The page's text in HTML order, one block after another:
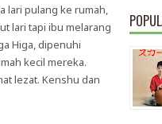
lari pulang ke rumah,
lari tapi ibu melarang
Higa, dipenuhi
kecil mereka.
lezat. Kenshu dan